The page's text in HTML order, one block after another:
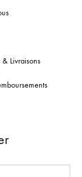
Livraisons